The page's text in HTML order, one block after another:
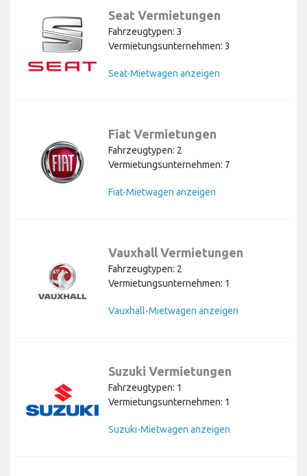
Seat Vermietungen
Fahrzeugtypen: 3
Vermietungsunternehmen: 3
Seat-Mietwagen anzeigen
Fiat Vermietungen
Fahrzeugtypen: 2
Vermietungsunternehmen: 7
Fiat-Mietwagen anzeigen
Vauxhall Vermietungen
Fahrzeugtypen: 2
Vermietungsunternehmen: 1
Vauxhall-Mietwagen anzeigen
Suzuki Vermietungen
Fahrzeugtypen: 1
Vermietungsunternehmen: 1
Suzuki-Mietwagen anzeigen